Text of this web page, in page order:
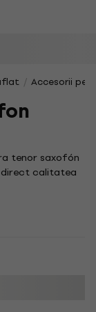
Accesorii
tenor saxofón
direct calitatea
de ligaturi